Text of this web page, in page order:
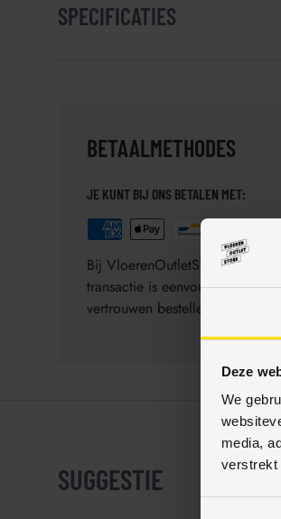
Deze
We
media,
verstrekt
SPECIFICATIES
BETAALMETHODES
JE KUNT BIJ ONS BETALEN MET:
Bij VloerenOutletStore bieden
transactie is eenvoudig, veilig
vertrouwen bestellen.
SUGGESTIE